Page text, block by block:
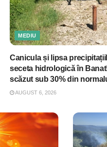
MEDIU
Canicula și lipsa
seceta hidrologică în
scăzut sub 30% din
AUGUST 6, 2026